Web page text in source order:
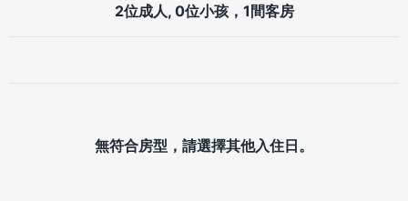
2位成人, 0位小孩，1間客房
無符合房型，請選擇其他入住日。